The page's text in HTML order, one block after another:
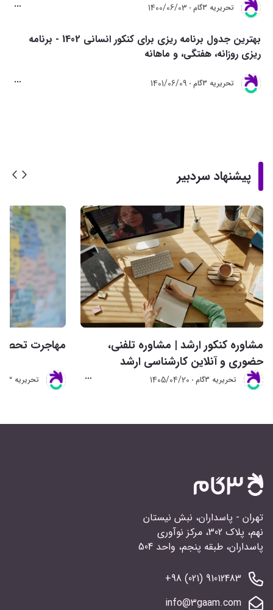
تحريريه 3گام 1400/06/03
بهترین جدول برنامه ریزی برای کنکور انسانی 1402 - برنامه
ریزی روزانه، هفتگی، و ماهانه
تحريريه 3گام 1401/06/09
پیشنهاد سردبیر
مشاوره کنکور ارشد | مشاوره تلفنی،
حضوری و آنلاین کارشناسی ارشد
تحريريه 3گام 1405/04/20
مهاجرت
تحريريه 3گام
تهران - پاسداران، نبش نیستان
نهم، پلاک 302، مرکز نوآوری
پاسداران، طبقه پنجم، واحد 504
91012483 (021) 98+
info@3gaam.com